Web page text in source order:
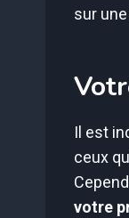
sur
Il est
ceux
votre